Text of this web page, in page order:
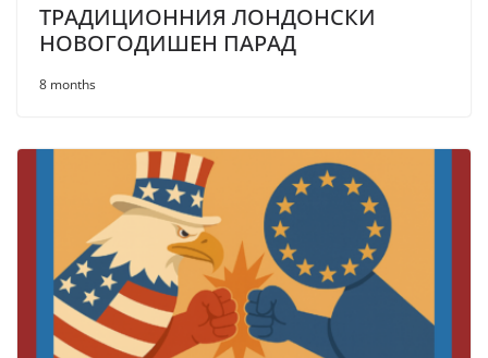
ТРАДИЦИОННИЯ ЛОНДОНСКИ
НОВОГОДИШЕН ПАРАД
8 months